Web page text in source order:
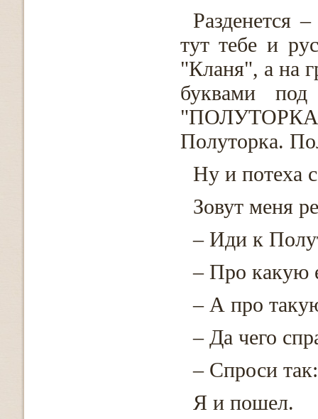
Разденется
тут тебе и
"Кланя", а на
буквами
Полуторка.
Ну и потеха
Зовут меня
– Иди к
– Про какую
– А про
– Да чего
– Спроси
Я и пошел.